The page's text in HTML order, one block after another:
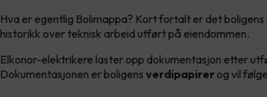
Hva er egentlig Bolimappa? Kort fortalt er det
historikk over teknisk arbeid utført på eiendommen.
Elkonor-elektrikere laster opp dokumentasjon etter
Dokumentasjonen er boligens verdipapirer og vil